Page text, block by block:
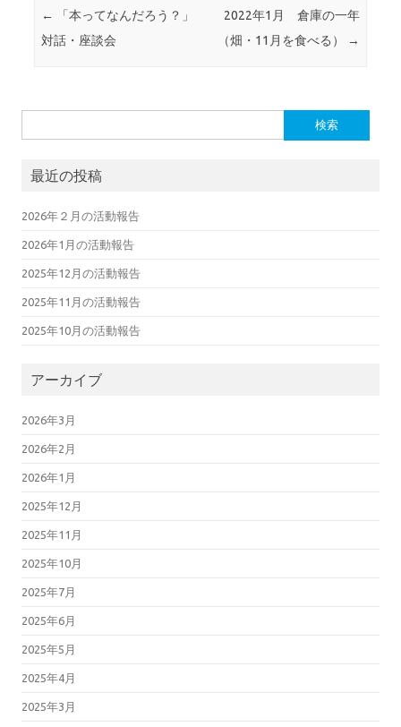
Post navigation
←
「本ってなんだろう？」
対話・座談会
2022年1月 倉庫の一年
（畑・11月を食べる）
→
最近の投稿
2026年２月の活動報告
2026年1月の活動報告
2025年12月の活動報告
2025年11月の活動報告
2025年10月の活動報告
アーカイブ
2026年3月
2026年2月
2026年1月
2025年12月
2025年11月
2025年10月
2025年7月
2025年6月
2025年5月
2025年4月
2025年3月